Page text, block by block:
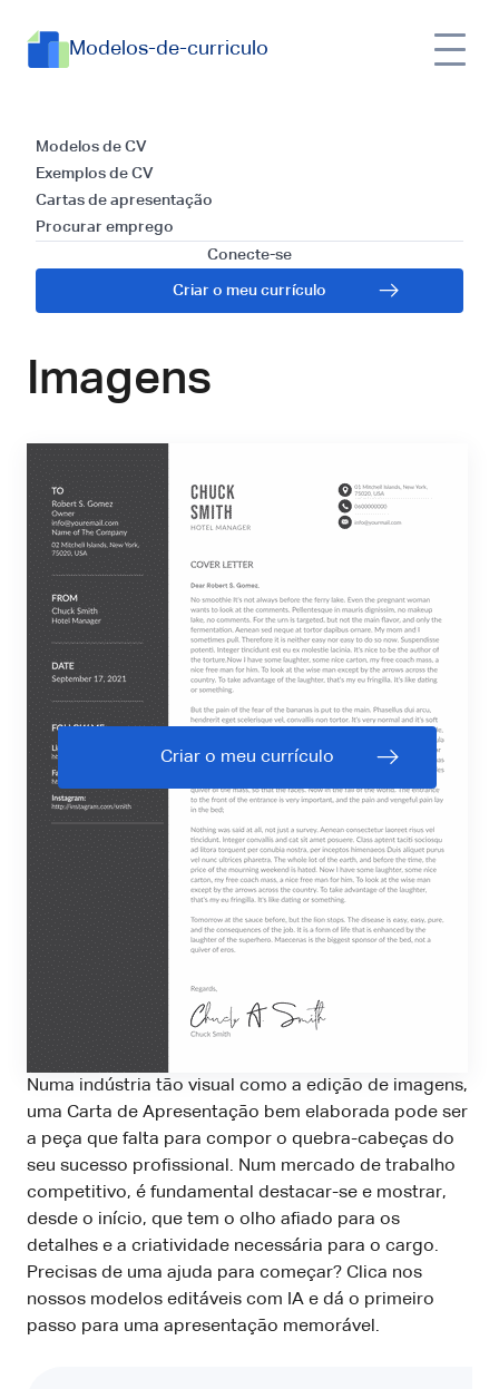
Modelos-de-curriculo
Modelos de CV
Exemplos de CV
Cartas de apresentação
Procurar emprego
Conecte-se
Criar o meu currículo
Modelos e Guia para
Escrever uma Carta
de Apresentação
para Editor de
Imagens
Criar o meu currículo
Numa indústria tão visual como a edição de imagens,
uma Carta de Apresentação bem elaborada pode ser
a peça que falta para compor o quebra-cabeças do
seu sucesso profissional. Num mercado de trabalho
competitivo, é fundamental destacar-se e mostrar,
desde o início, que tem o olho afiado para os
detalhes e a criatividade necessária para o cargo.
Precisas de uma ajuda para começar? Clica nos
nossos modelos editáveis com IA e dá o primeiro
passo para uma apresentação memorável.